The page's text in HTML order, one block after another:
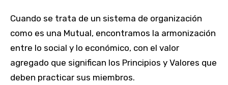
Cuando se trata de un sistema de organización
como es una Mutual, encontramos la armonización
entre lo social y lo económico, con el valor
agregado que significan los Principios y Valores que
deben practicar sus miembros.